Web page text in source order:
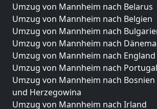
Umzug von Mannheim nach Belarus
Umzug von Mannheim nach Belgien
Umzug von Mannheim nach
Umzug von Mannheim nach
Umzug von Mannheim nach England
Umzug von Mannheim nach Portugal
Umzug von Mannheim nach Bosnien
und Herzegowina
Umzug von Mannheim nach Irland